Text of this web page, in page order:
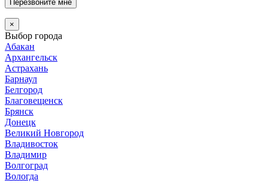
Перезвоните мне
×
Выбор города
Абакан
Архангельск
Астрахань
Барнаул
Белгород
Благовещенск
Брянск
Донецк
Великий Новгород
Владивосток
Владимир
Волгоград
Вологда